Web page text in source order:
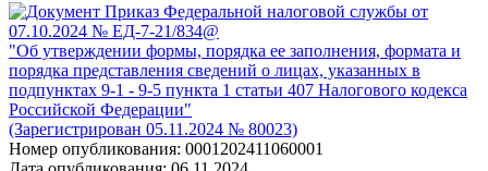
Приказ Федеральной налоговой службы от
07.10.2024 № ЕД-7-21/834@
"Об утверждении формы, порядка ее заполнения, формата и
порядка представления сведений о лицах, указанных в
подпунктах 9-1 - 9-5 пункта 1 статьи 407 Налогового кодекса
Российской Федерации"
(Зарегистрирован 05.11.2024 № 80023)
Номер опубликования: 0001202411060001